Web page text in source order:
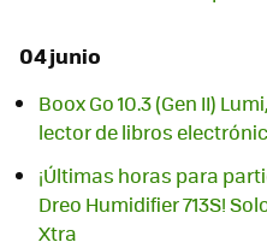
04 junio
Boox Go 10.3 (Gen II)
lector de libros
¡Últimas horas para
Dreo Humidifier 713S!
Xtra